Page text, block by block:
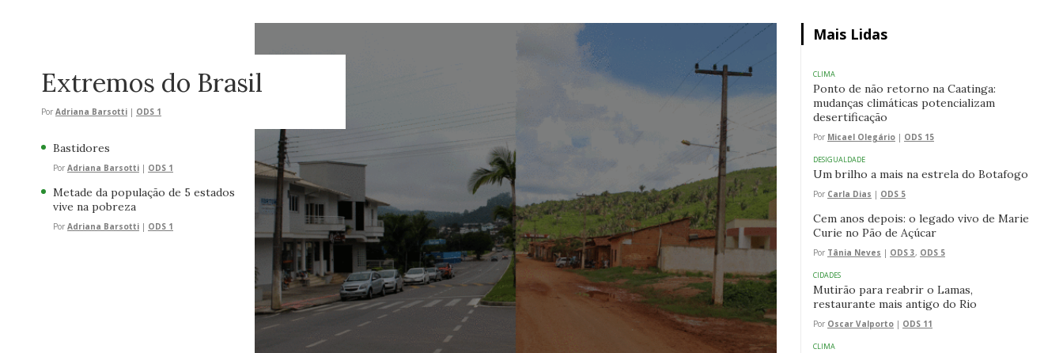
Extremos do Brasil
Por Adriana Barsotti | ODS 1
Bastidores
Por Adriana Barsotti | ODS 1
Metade da população de 5 estados
vive na pobreza
Por Adriana Barsotti | ODS 1
Mais Lidas
CLIMA
Ponto de não retorno na Caatinga:
mudanças climáticas potencializam
desertificação
Por Micael Olegário | ODS 15
DESIGUALDADE
Um brilho a mais na estrela do Botafogo
Por Carla Dias | ODS 5
Cem anos depois: o legado vivo de Marie
Curie no Pão de Açúcar
Por Tânia Neves | ODS 3, ODS 5
CIDADES
Mutirão para reabrir o Lamas,
restaurante mais antigo do Rio
Por Oscar Valporto | ODS 11
CLIMA